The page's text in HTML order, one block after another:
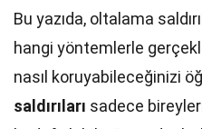
Bu yazıda, oltalama
hangi yöntemlerle
nasıl koruyabileceğinizi
saldırıları sadece